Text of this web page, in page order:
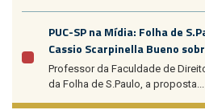
PUC-SP na Mídia: Folha de
Cassio Scarpinella Bueno
Professor da Faculdade de
da Folha de S.Paulo, a proposta...